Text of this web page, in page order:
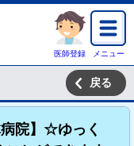
医師登録 メニュー
戻る
院】☆ゆっく